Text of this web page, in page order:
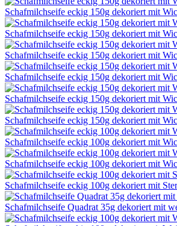
Schafmilchseife eckig 150g dekoriert mit
Schafmilchseife eckig 150g dekoriert mit
Schafmilchseife eckig 150g dekoriert mit
Schafmilchseife eckig 150g dekoriert mit
Schafmilchseife eckig 150g dekoriert mit
Schafmilchseife eckig 150g dekoriert mit
Schafmilchseife eckig 100g dekoriert mit
Schafmilchseife eckig 100g dekoriert mit
Schafmilchseife eckig 100g dekoriert mit
Schafmilchseife Quadrat 35g dekoriert mit